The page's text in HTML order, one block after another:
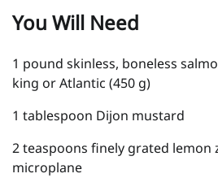
You Will Need
1 pound skinless, boneless
king or Atlantic (450 g)
1 tablespoon Dijon mustard
2 teaspoons finely grated lemon
microplane